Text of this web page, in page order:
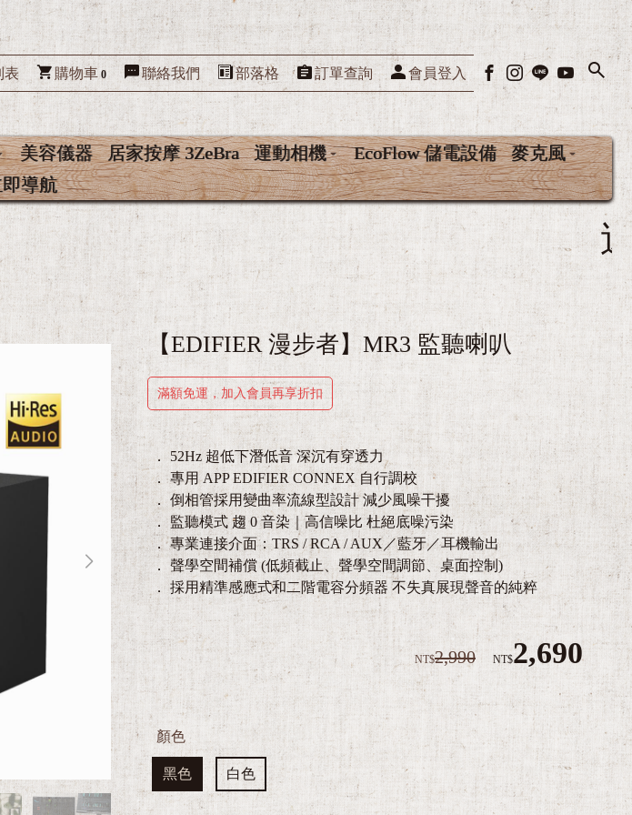
表 購物車 0 聯絡我們 部落格 訂單查詢 會員登入
美容儀器 居家按摩 3ZeBra 運動相機 EcoFlow 儲電設備
麥克風
導航
近百種藍芽耳
【EDIFIER 漫步者】MR3 監聽喇叭
滿額免運，加入會員再享折扣
． 52Hz 超低下潛低音 深沉有穿透力
． 專用 APP EDIFIER CONNEX 自行調校
． 倒相管採用變曲率流線型設計 減少風噪干擾
． 監聽模式 趨 0 音染｜高信噪比 杜絕底噪污染
． 專業連接介面：TRS / RCA / AUX／藍牙／耳機輸出
． 聲學空間補償 (低頻截止、聲學空間調節、桌面控制)
． 採用精準感應式和二階電容分頻器 不失真展現聲音的純粹
NT$2,990 NT$2,690
顏色
黑色 白色